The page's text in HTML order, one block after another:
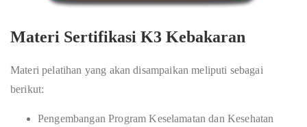
Materi Sertifikasi K3 Kebakaran
Materi pelatihan yang akan disampaikan meliputi sebagai
berikut:
Pengembangan Program Keselamatan dan Kesehatan